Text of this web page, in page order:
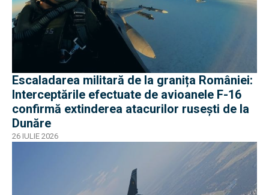
Escaladarea militară de la granița României:
Interceptările efectuate de avioanele F-16
confirmă extinderea atacurilor rusești de la
Dunăre
26 IULIE 2026